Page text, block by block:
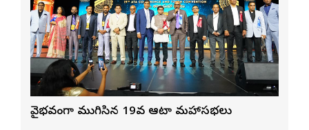
వైభవంగా ముగిసిన 19వ ఆటా మహాసభలు